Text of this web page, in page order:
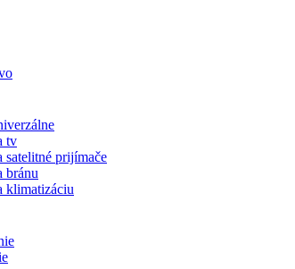
tv
prijímače
bránu
klimatizáciu